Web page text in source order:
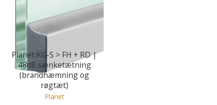
Planet KG-S > FH + RD |
48dB sænketætning
(brandhæmning og
røgtæt)
Planet